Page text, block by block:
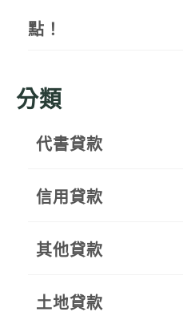
點！
分類
代書貸款
信用貸款
其他貸款
土地貸款